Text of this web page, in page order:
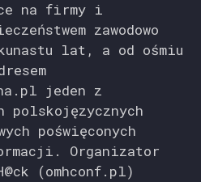
na firmy i
zawodowo
lat, a od ośmiu
jeden z
polskojęzycznych
poświęconych
Organizator
(omhconf.pl)